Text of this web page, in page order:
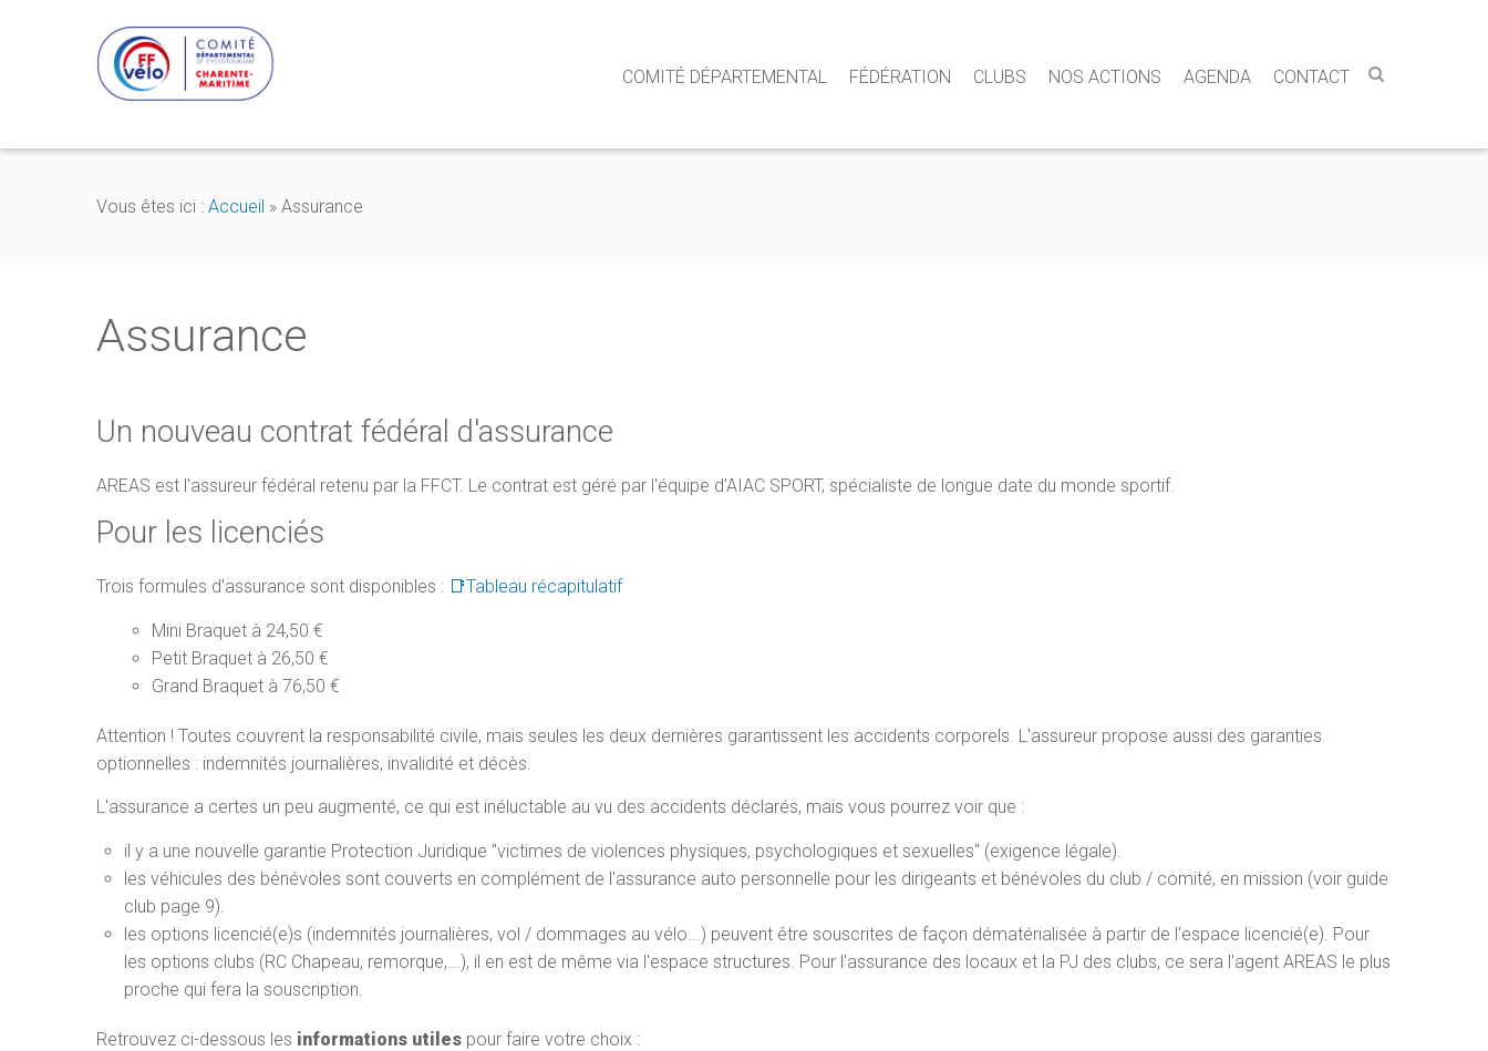
COMITÉ DÉPARTEMENTAL FÉDÉRATION CLUBS NOS ACTIONS AGENDA CONTACT
Vous êtes ici : Accueil » Assurance
Assurance
Un nouveau contrat fédéral d'assurance
AREAS est l'assureur fédéral retenu par la FFCT. Le contrat est géré par l'équipe d'AIAC SPORT, spécialiste de longue date du monde sportif.
Pour les licenciés
Trois formules d'assurance sont disponibles : 📑Tableau récapitulatif
Mini Braquet à 24,50 €
Petit Braquet à 26,50 €
Grand Braquet à 76,50 €
Attention ! Toutes couvrent la responsabilité civile, mais seules les deux dernières garantissent les accidents corporels. L'assureur propose aussi des garanties
optionnelles : indemnités journalières, invalidité et décès.
L'assurance a certes un peu augmenté, ce qui est inéluctable au vu des accidents déclarés, mais vous pourrez voir que :
il y a une nouvelle garantie Protection Juridique "victimes de violences physiques, psychologiques et sexuelles" (exigence légale).
les véhicules des bénévoles sont couverts en complément de l'assurance auto personnelle pour les dirigeants et bénévoles du club / comité, en mission (voir guide
club page 9).
les options licencié(e)s (indemnités journalières, vol / dommages au vélo...) peuvent être souscrites de façon dématérialisée à partir de l'espace licencié(e). Pour
les options clubs (RC Chapeau, remorque,...), il en est de même via l'espace structures. Pour l'assurance des locaux et la PJ des clubs, ce sera l'agent AREAS le plus
proche qui fera la souscription.
Retrouvez ci-dessous les informations utiles pour faire votre choix :